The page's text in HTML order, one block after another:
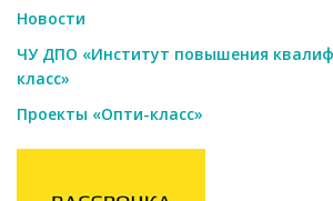
Новости
ЧУ ДПО «Институт повышения
класс»
Проекты «Опти-класс»